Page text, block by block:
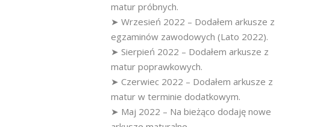
matur próbnych.
➤ Wrzesień 2022 – Dodałem arkusze z
egzaminów zawodowych (Lato 2022).
➤ Sierpień 2022 – Dodałem arkusze z
matur poprawkowych.
➤ Czerwiec 2022 – Dodałem arkusze z
matur w terminie dodatkowym.
➤ Maj 2022 – Na bieżąco dodaję nowe